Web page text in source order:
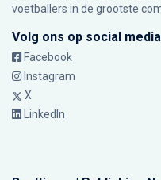
voetballers in de grootste
Volg ons op social media
Facebook
Instagram
X
LinkedIn